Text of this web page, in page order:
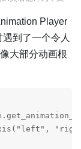
Player
到了一个令人
大部分动画根